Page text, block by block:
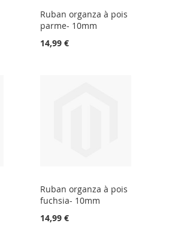
Ruban organza à pois
parme- 10mm
14,99 €
Ruban organza à pois
fuchsia- 10mm
14,99 €